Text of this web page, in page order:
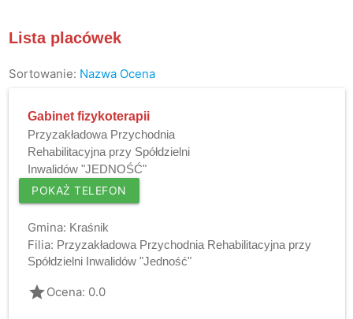
Lista placówek
Sortowanie: Nazwa Ocena
Gabinet fizykoterapii
Przyzakładowa Przychodnia
Rehabilitacyjna przy Spółdzielni
Inwalidów "JEDNOŚĆ"
POKAŻ TELEFON
Gmina: Kraśnik
Filia: Przyzakładowa Przychodnia Rehabilitacyjna przy
Spółdzielni Inwalidów "Jedność"
gradeOcena: 0.0